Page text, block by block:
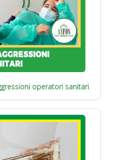
operatori sanitari